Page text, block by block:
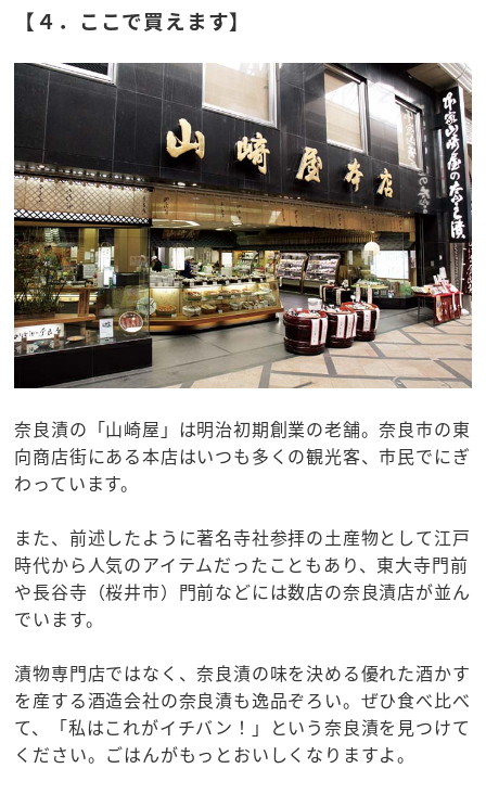
【４．ここで買えます】
奈良漬の「山崎屋」は明治初期創業の老舗。奈良市の東
向商店街にある本店はいつも多くの観光客、市民でにぎ
わっています。
また、前述したように著名寺社参拝の土産物として江戸
時代から人気のアイテムだったこともあり、東大寺門前
や長谷寺（桜井市）門前などには数店の奈良漬店が並ん
でいます。
漬物専門店ではなく、奈良漬の味を決める優れた酒かす
を産する酒造会社の奈良漬も逸品ぞろい。ぜひ食べ比べ
て、「私はこれがイチバン！」という奈良漬を見つけて
ください。ごはんがもっとおいしくなりますよ。